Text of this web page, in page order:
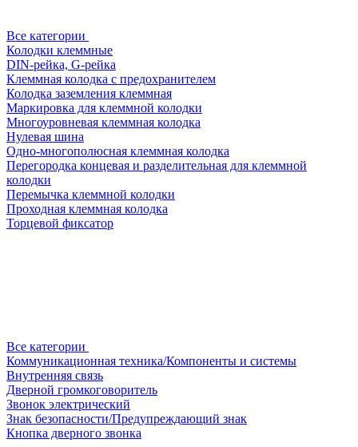
Все категории
Колодки клеммные
DIN-рейка, G-рейка
Клеммная колодка с предохранителем
Колодка заземления клеммная
Маркировка для клеммной колодки
Многоуровневая клеммная колодка
Нулевая шина
Одно-многополюсная клеммная колодка
Перегородка концевая и разделительная для клеммной
колодки
Перемычка клеммной колодки
Проходная клеммная колодка
Торцевой фиксатор
Все категории
Коммуникационная техника/Компоненты и системы
Внутренняя связь
Дверной громкоговоритель
Звонок электрический
Знак безопасности/Предупреждающий знак
Кнопка дверного звонка